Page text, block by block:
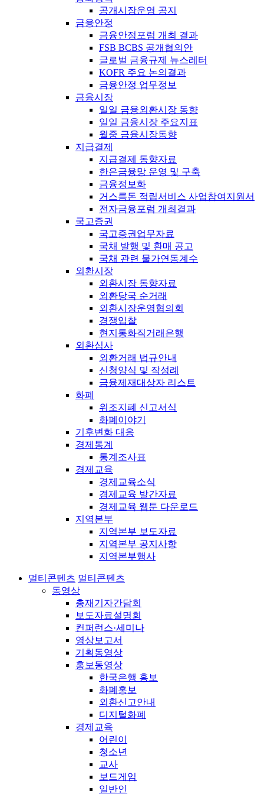
공개시장운영 공지
금융안정
금융안정포럼 개최 결과
FSB BCBS 공개협의안
글로벌 금융규제 뉴스레터
KOFR 주요 논의결과
금융안정 업무정보
금융시장
일일 금융외환시장 동향
일일 금융시장 주요지표
월중 금융시장동향
지급결제
지급결제 동향자료
한은금융망 운영 및 구축
금융정보화
거스름돈 적립서비스 사업참여지원서
전자금융포럼 개최결과
국고증권
국고증권업무자료
국채 발행 및 환매 공고
국채 관련 물가연동계수
외환시장
외환시장 동향자료
외환당국 순거래
외환시장운영협의회
경쟁입찰
현지통화직거래은행
외환심사
외환거래 법규안내
신청양식 및 작성례
금융제재대상자 리스트
화폐
위조지폐 신고서식
화폐이야기
기후변화 대응
경제통계
통계조사표
경제교육
경제교육소식
경제교육 발간자료
경제교육 웹툰 다운로드
지역본부
지역본부 보도자료
지역본부 공지사항
지역본부행사
멀티콘텐츠 멀티콘텐츠
동영상
총재기자간담회
보도자료설명회
컨퍼런스·세미나
영상보고서
기획동영상
홍보동영상
한국은행 홍보
화폐홍보
외환신고안내
디지털화폐
경제교육
어린이
청소년
교사
보드게임
일반인